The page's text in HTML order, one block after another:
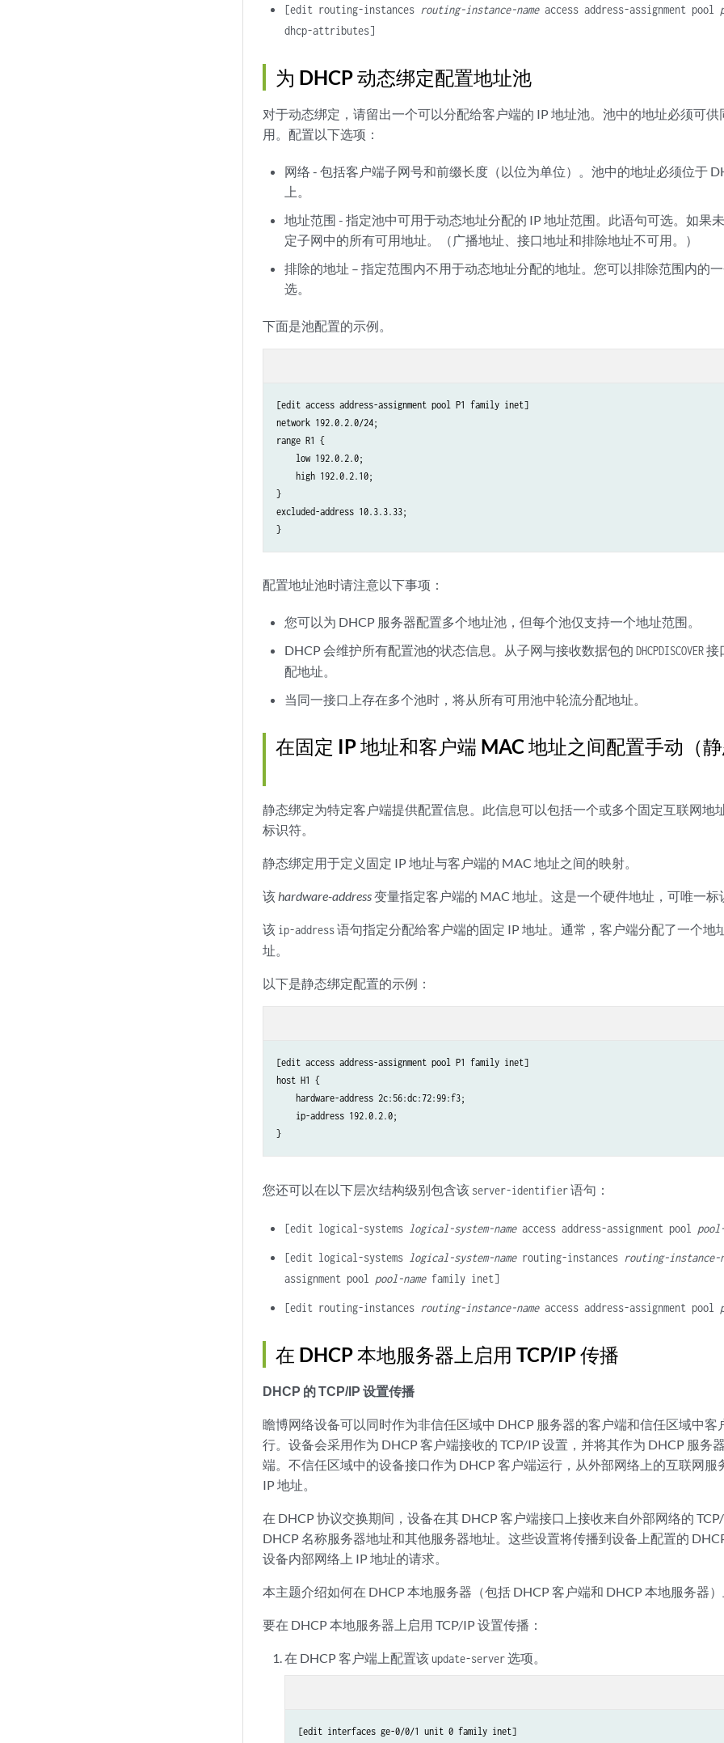
[edit routing-instances routing-instance-nameaccess address-assignment pool
dhcp-attributes]
为 DHCP 动态绑定配置地址池
对于动态绑定，请留出一个可以分配给客户端的 IP 地址池。池中的地址必须可
用。配置以下选项：
网络 - 包括客户端子网号和前缀长度（以位为单位）。池中的地址必须位于
上。
地址范围 - 指定池中可用于动态地址分配的 IP 地址范围。此语句可选。如果
定子网中的所有可用地址。（广播地址、接口地址和排除地址不可用。）
排除的地址 – 指定范围内不用于动态地址分配的地址。您可以排除范围内的
选。
下面是池配置的示例。
[edit access address-assignment pool P1 family inet]
network 192.0.2.0/24;
range R1 {
    low 192.0.2.0;
    high 192.0.2.10;
}
excluded-address 10.3.3.33;
配置地址池时请注意以下事项：
您可以为 DHCP 服务器配置多个地址池，但每个池仅支持一个地址范围。
DHCP 会维护所有配置池的状态信息。从子网与接收数据包的DHCPDISCOVER接
配地址。
当同一接口上存在多个池时，将从所有可用池中轮流分配地址。
在固定 IP 地址和客户端 MAC 地址之间配置手动（
静态绑定为特定客户端提供配置信息。此信息可以包括一个或多个固定互联网地
标识符。
静态绑定用于定义固定 IP 地址与客户端的 MAC 地址之间的映射。
该hardware-address变量指定客户端的 MAC 地址。这是一个硬件地址，可唯一标
该 ip-address语句指定分配给客户端的固定 IP 地址。通常，客户端分配了一个地
址。
以下是静态绑定配置的示例：
[edit access address-assignment pool P1 family inet]
host H1 {
    hardware-address 2c:56:dc:72:99:f3;
    ip-address 192.0.2.0;
您还可以在以下层次结构级别包含该 server-identifier语句：
[edit logical-systems logical-system-nameaccess address-assignment pool
[edit logical-systems logical-system-namerouting-instances routing-instance-
assignment pool pool-namefamily inet]
[edit routing-instances routing-instance-nameaccess address-assignment pool
在 DHCP 本地服务器上启用 TCP/IP 传播
DHCP 的 TCP/IP 设置传播
瞻博网络设备可以同时作为非信任区域中 DHCP 服务器的客户端和信任区域中客
行。设备会采用作为 DHCP 客户端接收的 TCP/IP 设置，并将其作为 DHCP 服务
端。不信任区域中的设备接口作为 DHCP 客户端运行，从外部网络上的互联网服
IP 地址。
在 DHCP 协议交换期间，设备在其 DHCP 客户端接口上接收来自外部网络的
DHCP 名称服务器地址和其他服务器地址。这些设置将传播到设备上配置的
设备内部网络上 IP 地址的请求。
本主题介绍如何在 DHCP 本地服务器（包括 DHCP 客户端和 DHCP 本地服务器）
要在 DHCP 本地服务器上启用 TCP/IP 设置传播：
在 DHCP 客户端上配置该 update-server选项。
[edit interfaces ge-0/0/1 unit 0 family inet]